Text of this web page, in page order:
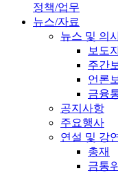
정책/업무
뉴스/자료
뉴스 및 의
보도
주간
언론
금융
공지사항
주요행사
연설 및 강연
총재
금통